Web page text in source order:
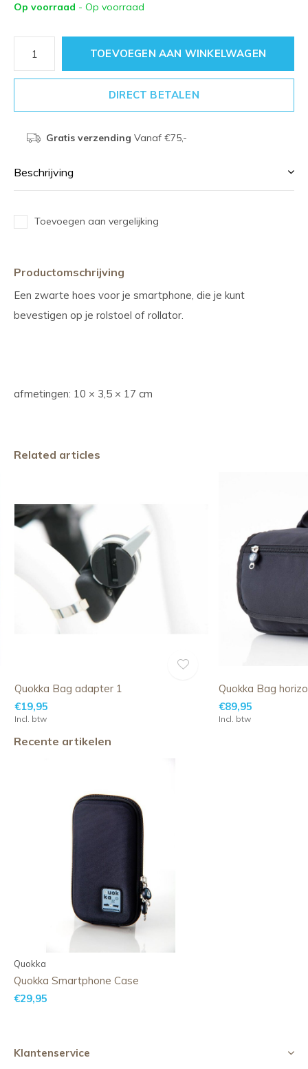
Op voorraad - Op voorraad
TOEVOEGEN AAN WINKELWAGEN
DIRECT BETALEN
Gratis verzending Vanaf €75,-
Beschrijving
Toevoegen aan vergelijking
Productomschrijving
Een zwarte hoes voor je smartphone, die je kunt
bevestigen op je rolstoel of rollator.
afmetingen: 10 × 3,5 × 17 cm
Related articles
Quokka Bag adapter 1
€19,95
Incl. btw
Quokka Bag
€89,95
Incl. btw
Recente artikelen
Quokka
Quokka Smartphone Case
€29,95
Klantenservice